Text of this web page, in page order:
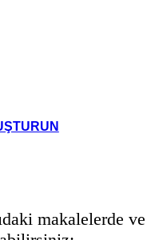
makalelerde ve